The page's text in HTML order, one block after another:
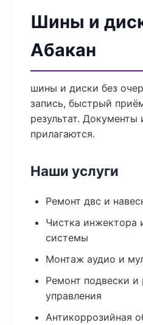
Шины и
Абакан
шины и диски без
запись, быстрый
результат. Документы
прилагаются.
Наши услуги
Ремонт двс и
Чистка инжектора
системы
Монтаж аудио и
Ремонт подвески и
управления
Антикоррозийная